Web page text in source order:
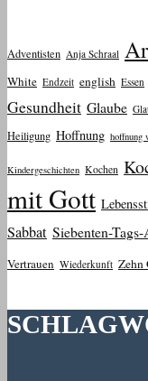
Adventisten Anja Schraal
White Endzeit english Essen
Gesundheit Glaube
Heiligung Hoffnung hoffnung
Kindergeschichten Kochen
mit Gott
Sabbat Siebenten-
Vertrauen Wiederkunft Zehn